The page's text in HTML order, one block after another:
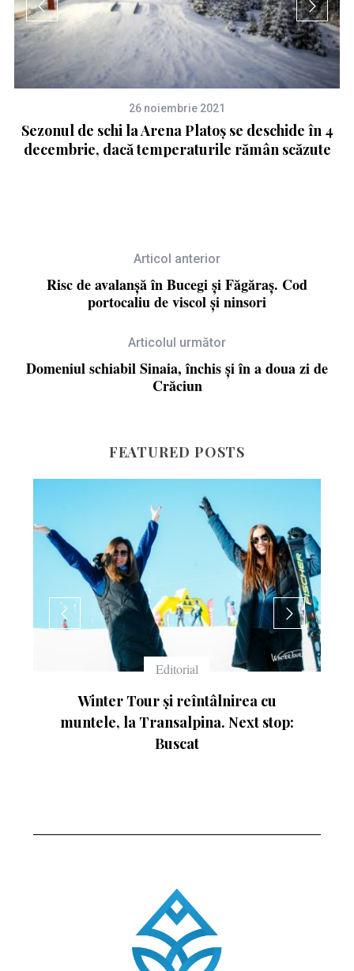
26 noiembrie 2021
Sezonul de schi la Arena Platoș se deschide în 4
decembrie, dacă temperaturile rămân scăzute
Articol anterior
Risc de avalanșă în Bucegi și Făgăraș. Cod
portocaliu de viscol și ninsori
Articolul următor
Domeniul schiabil Sinaia, închis și în a doua zi de
Crăciun
FEATURED POSTS
cu
Next stop:
Echipament
Ce înseamnă numerele de